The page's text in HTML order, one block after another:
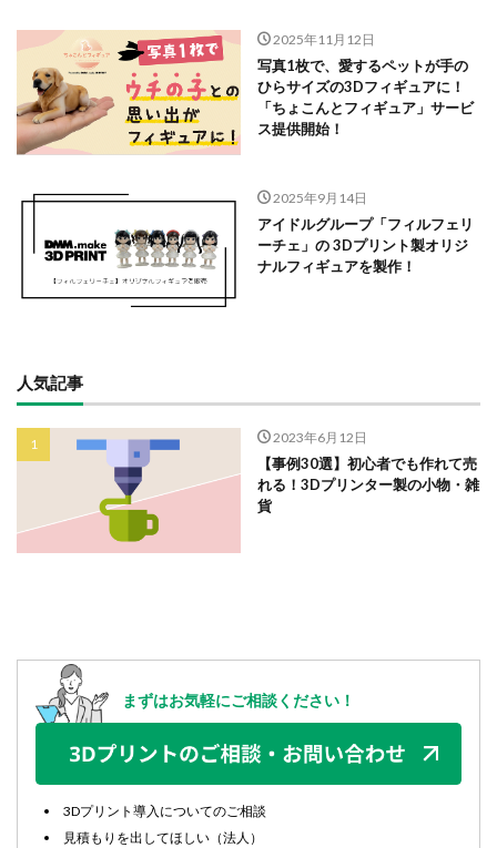
2025年11月12日
写真1枚で、愛するペットが手の
ひらサイズの3Dフィギュアに！
「ちょこんとフィギュア」サービ
ス提供開始！
2025年9月14日
アイドルグループ「フィルフェリ
ーチェ」の 3Dプリント製オリジ
ナルフィギュアを製作！
人気記事
2023年6月12日
【事例30選】初心者でも作れて売
れる！3Dプリンター製の小物・雑
貨
まずはお気軽にご相談ください！
3Dプリント導入についてのご相談
見積もりを出してほしい（法人）